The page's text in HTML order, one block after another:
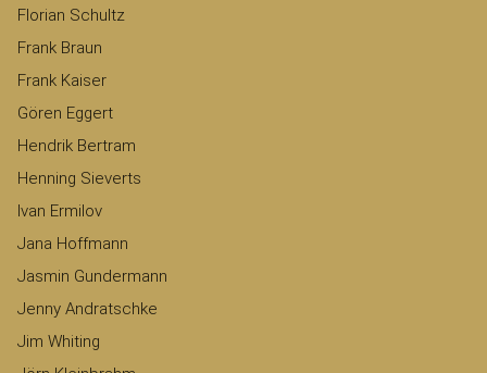
Florian Schultz
Frank Braun
Frank Kaiser
Gören Eggert
Hendrik Bertram
Henning Sieverts
Ivan Ermilov
Jana Hoffmann
Jasmin Gundermann
Jenny Andratschke
Jim Whiting